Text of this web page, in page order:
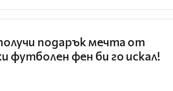
подарък мечта от
футболен фен би го искал!